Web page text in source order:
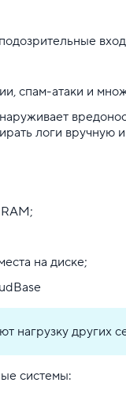
спам-атаки и
логи вручную
на диске;
нагрузку других
системы: